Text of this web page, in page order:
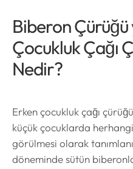
Biberon Çürüğü
Çocukluk Çağı
Nedir?
Erken çocukluk çağı
küçük çocuklarda
görülmesi olarak
döneminde sütün